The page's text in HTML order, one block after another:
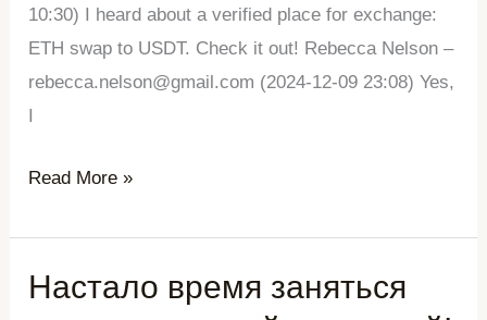
10:30) I heard about a verified place for exchange:
ETH swap to USDT. Check it out! Rebecca Nelson –
rebecca.nelson@gmail.com (2024-12-09 23:08) Yes,
Read More »
Настало время заняться
Настало